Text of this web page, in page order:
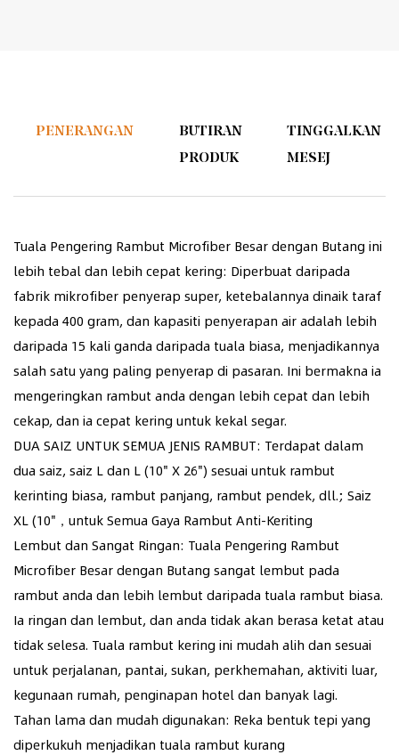
PENERANGAN
BUTIRAN
PRODUK
TINGGALKAN
MESEJ
Tuala Pengering Rambut Microfiber Besar dengan Butang ini
lebih tebal dan lebih cepat kering: Diperbuat daripada
fabrik mikrofiber penyerap super, ketebalannya dinaik taraf
kepada 400 gram, dan kapasiti penyerapan air adalah lebih
daripada 15 kali ganda daripada tuala biasa, menjadikannya
salah satu yang paling penyerap di pasaran. Ini bermakna ia
mengeringkan rambut anda dengan lebih cepat dan lebih
cekap, dan ia cepat kering untuk kekal segar.
DUA SAIZ UNTUK SEMUA JENIS RAMBUT: Terdapat dalam
dua saiz, saiz L dan L (10" X 26") sesuai untuk rambut
kerinting biasa, rambut panjang, rambut pendek, dll.; Saiz
XL (10"，untuk Semua Gaya Rambut Anti-Keriting
Lembut dan Sangat Ringan: Tuala Pengering Rambut
Microfiber Besar dengan Butang sangat lembut pada
rambut anda dan lebih lembut daripada tuala rambut biasa.
Ia ringan dan lembut, dan anda tidak akan berasa ketat atau
tidak selesa. Tuala rambut kering ini mudah alih dan sesuai
untuk perjalanan, pantai, sukan, perkhemahan, aktiviti luar,
kegunaan rumah, penginapan hotel dan banyak lagi.
Tahan lama dan mudah digunakan: Reka bentuk tepi yang
diperkukuh menjadikan tuala rambut kurang